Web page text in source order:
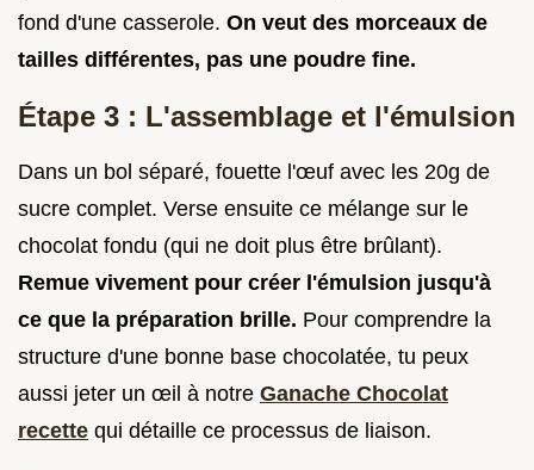
fond d'une casserole. On veut des morceaux de
tailles différentes, pas une poudre fine.
Étape 3 : L'assemblage et l'émulsion
Dans un bol séparé, fouette l'œuf avec les 20g de
sucre complet. Verse ensuite ce mélange sur le
chocolat fondu (qui ne doit plus être brûlant).
Remue vivement pour créer l'émulsion jusqu'à
ce que la préparation brille. Pour comprendre la
structure d'une bonne base chocolatée, tu peux
aussi jeter un œil à notre Ganache Chocolat
recette qui détaille ce processus de liaison.